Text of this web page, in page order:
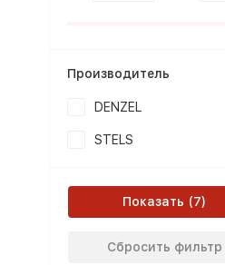
Производитель
DENZEL
STELS
Показать
Сбросить фильтр